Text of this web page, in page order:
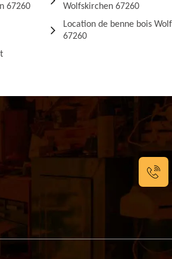
67260
Wolfskirchen 67260
Location de benne bois
67260